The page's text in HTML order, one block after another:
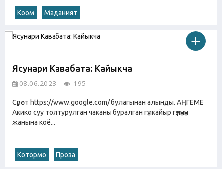
Коом Маданият
Ясунари Кавабата: Кайыкча
08.06.2023 195
Сүрөт https://www.google.com/ булагынан алынды. АҢГЕМЕ
Акико суу толтурулган чаканы буралган гүлкайыр гүлүнүн
жанына коё...
Котормо Проза